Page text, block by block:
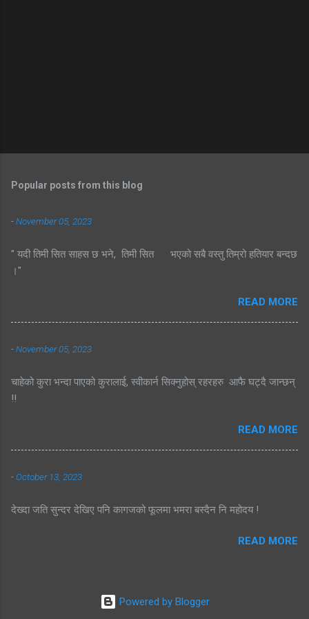
Popular posts from this blog
-November 05, 2023
" यदी तिमी सित साहस छ भने, तिमी सित भएको सबै वस्तु तिम्रो हतियार बन्दछ
।"
READ MORE
-November 05, 2023
चाहेको कुरा भन्दा पाएको कुरालाई, स्वीकार्न सिक्नुहोस् रहरहरु आफै घट्दै जान्छन्
!!
READ MORE
-October 13, 2023
देख्दा जति सुन्दर देखिए पनि कागजको फूलमा भमरा बस्दैन नि महोदय !
READ MORE
Powered by Blogger